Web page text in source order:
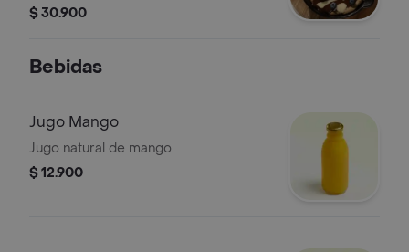
frutos rojos.
$ 30.900
Bebidas
Jugo Mango
Jugo natural de mango.
$ 12.900